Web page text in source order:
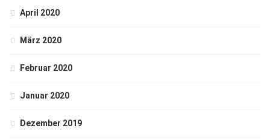
April 2020
März 2020
Februar 2020
Januar 2020
Dezember 2019